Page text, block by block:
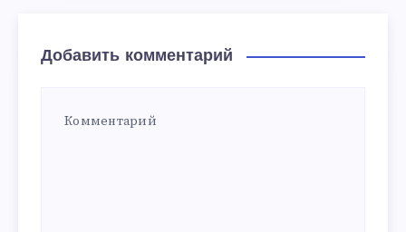
Добавить комментарий